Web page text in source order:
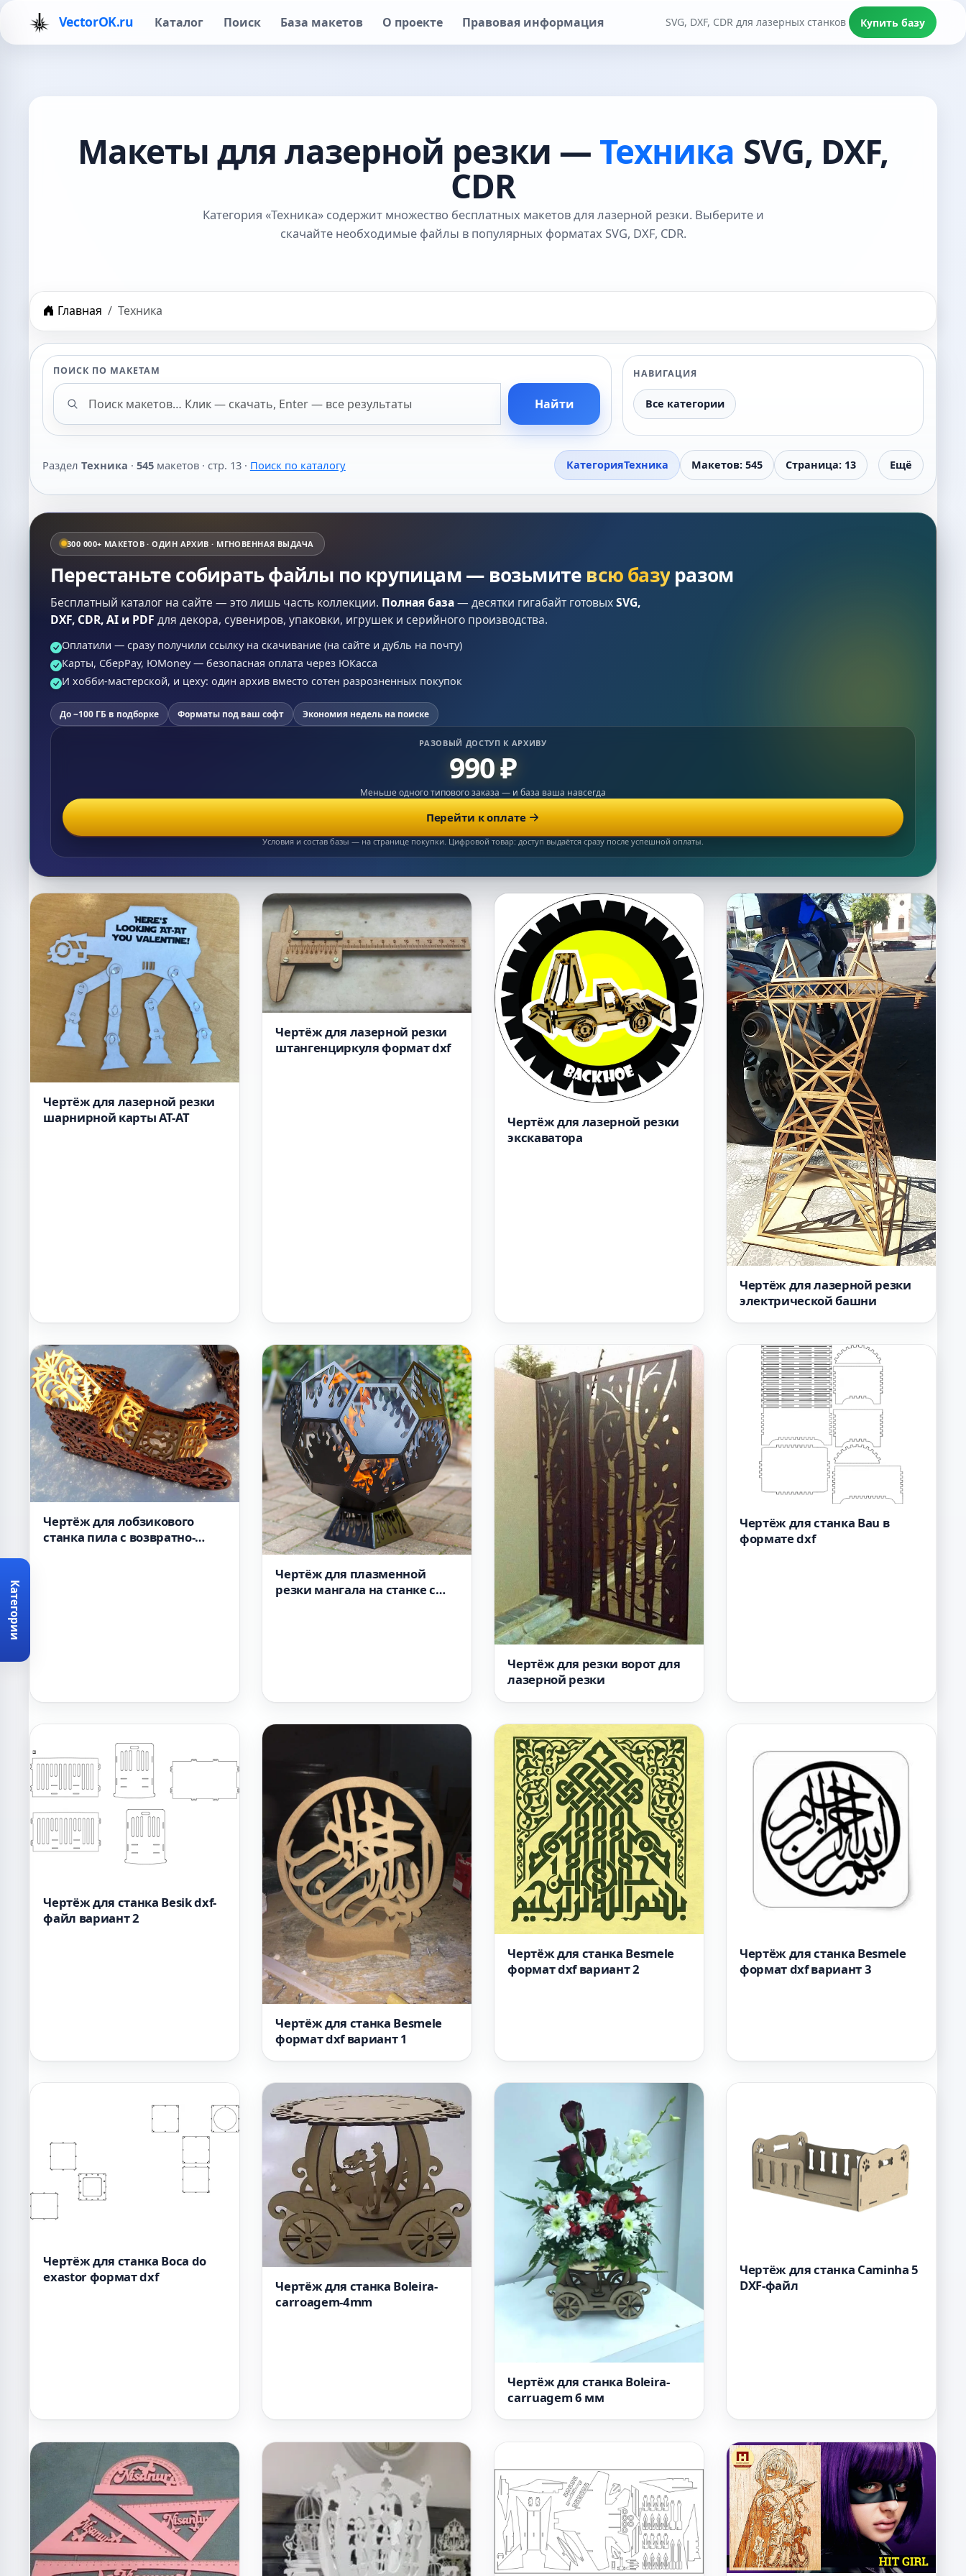
Категории
VectorOK.ru Каталог Поиск База макетов О проекте Правовая информация SVG, DXF, CDR для лазерных станков Купить базу
Макеты для лазерной резки — Техника SVG, DXF,
CDR
Категория «Техника» содержит множество бесплатных макетов для лазерной резки. Выберите и
скачайте необходимые файлы в популярных форматах SVG, DXF, CDR.
Главная Техника
ПОИСК ПО МАКЕТАМ
Поиск макетов Найти
НАВИГАЦИЯ
Все категории
Раздел Техника · 545макетов · стр. 13 · Поиск по каталогу КатегорияТехника Макетов: 545 Страница: 13 Ещё
300 000+ МАКЕТОВ · ОДИН АРХИВ · МГНОВЕННАЯ ВЫДАЧА
Перестаньте собирать файлы по крупицам — возьмите всю базу разом
Бесплатный каталог на сайте — это лишь часть коллекции. Полная база— десятки гигабайт готовыхSVG,
DXF, CDR, AI и PDF для декора, сувениров, упаковки, игрушек и серийного производства.
Оплатили — сразу получили ссылку на скачивание (на сайте и дубль на почту)
Карты, СберPay, ЮMoney — безопасная оплата через ЮКасса
И хобби-мастерской, и цеху: один архив вместо сотен разрозненных покупок
До ~100 ГБ в подборке Форматы под ваш софт Экономия недель на поиске
РАЗОВЫЙ ДОСТУП К АРХИВУ
990 ₽
Меньше одного типового заказа — и база ваша навсегда
Перейти к оплате
Условия и состав базы — на странице покупки. Цифровой товар: доступ выдаётся сразу после успешной оплаты.
Список макетов
Чертёж для лазерной резки
шарнирной карты AT-AT
Чертёж для лазерной резки
штангенциркуля формат dxf
Чертёж для лазерной резки
экскаватора
Чертёж для лазерной резки
электрической башни
Чертёж для лобзикового
станка пила с возвратно-
Чертёж для плазменной
резки мангала на станке с
Чертёж для резки ворот для
лазерной резки
Чертёж для станка Bau в
формате dxf
Чертёж для станка Besik dxf-
файл вариант 2
Чертёж для станка Besmele
формат dxf вариант 1
Чертёж для станка Besmele
формат dxf вариант 2
Чертёж для станка Besmele
формат dxf вариант 3
Чертёж для станка Boca do
exastor формат dxf
Чертёж для станка Boleira-
carroagem-4mm
Чертёж для станка Boleira-
carruagem 6 мм
Чертёж для станка Caminha 5
DXF-файл